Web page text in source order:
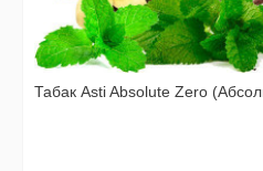
Табак Asti Absolute Zero